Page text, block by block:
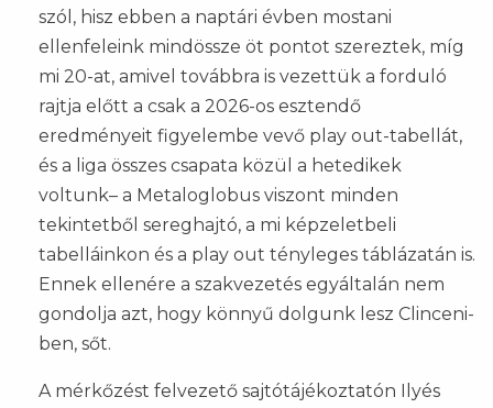
szól, hisz ebben a naptári évben mostani
ellenfeleink mindössze öt pontot szereztek, míg
mi 20-at, amivel továbbra is vezettük a forduló
rajtja előtt a csak a 2026-os esztendő
eredményeit figyelembe vevő play out-tabellát,
és a liga összes csapata közül a hetedikek
voltunk– a Metaloglobus viszont minden
tekintetből sereghajtó, a mi képzeletbeli
tabelláinkon és a play out tényleges táblázatán is.
Ennek ellenére a szakvezetés egyáltalán nem
gondolja azt, hogy könnyű dolgunk lesz Clinceni-
ben, sőt.
A mérkőzést felvezető sajtótájékoztatón Ilyés